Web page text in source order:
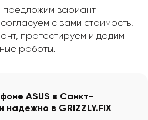
предложим вариант
с вами стоимость,
протестируем и дадим
работы.
ASUS в Санкт-
в GRIZZLY.FIX